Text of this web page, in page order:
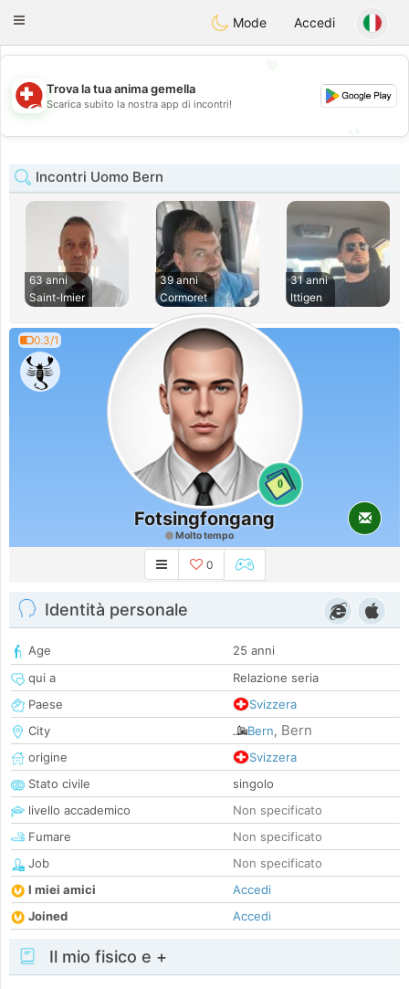
Suissi
Toggle
Mode Accedi
💖
💕
Trova la tua anima gemella
Scarica subito la nostra app di incontri!
Incontri Uomo Bern
63 anni
Saint-Imier
39 anni
Cormoret
31 anni
Ittigen
0.3/1
0
Fotsingfongang
Molto tempo
0
Identità personale
Age
25 anni
qui a
Relazione seria
Paese
Svizzera
City
Bern, Bern
origine
Svizzera
Stato civile
singolo
livello accademico
Non specificato
Fumare
Non specificato
Job
Non specificato
I miei amici
Accedi
Joined
Accedi
Il mio fisico e +